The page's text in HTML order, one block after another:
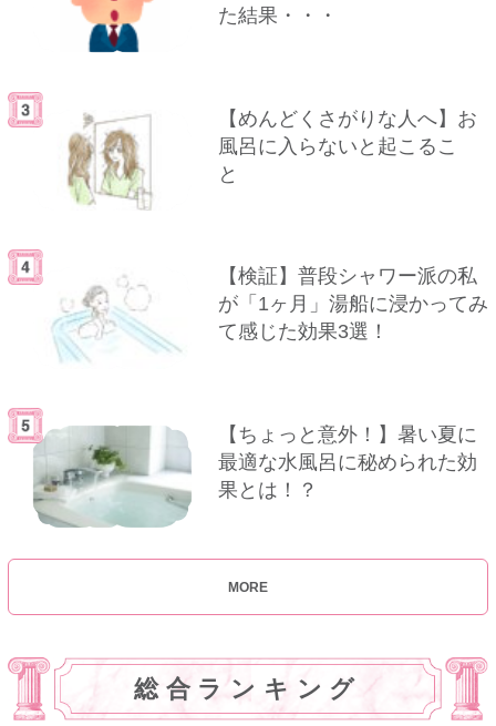
た結果・・・
【めんどくさがりな人へ】お
風呂に入らないと起こるこ
と
【検証】普段シャワー派の私
が「1ヶ月」湯船に浸かってみ
て感じた効果3選！
【ちょっと意外！】暑い夏に
最適な水風呂に秘められた効
果とは！？
MORE
総合ランキング